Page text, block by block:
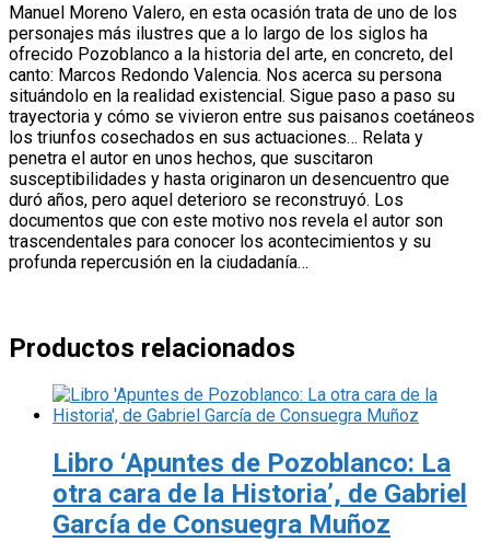
Manuel Moreno Valero, en esta ocasión trata de uno de los
personajes más ilustres que a lo largo de los siglos ha
ofrecido Pozoblanco a la historia del arte, en concreto, del
canto: Marcos Redondo Valencia. Nos acerca su persona
situándolo en la realidad existencial. Sigue paso a paso su
trayectoria y cómo se vivieron entre sus paisanos coetáneos
los triunfos cosechados en sus actuaciones… Relata y
penetra el autor en unos hechos, que suscitaron
susceptibilidades y hasta originaron un desencuentro que
duró años, pero aquel deterioro se reconstruyó. Los
documentos que con este motivo nos revela el autor son
trascendentales para conocer los acontecimientos y su
profunda repercusión en la ciudadanía…
Productos relacionados
Libro ‘Apuntes de Pozoblanco: La
otra cara de la Historia’, de Gabriel
García de Consuegra Muñoz